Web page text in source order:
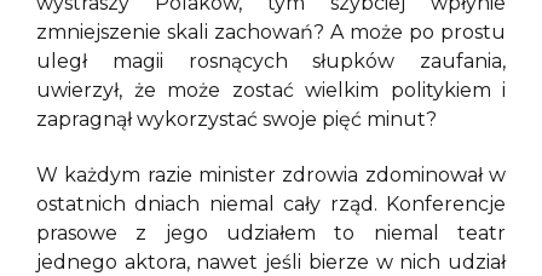
zmniejszenie skali zachowań? A może po prostu
uległ magii rosnących słupków zaufania,
uwierzył, że może zostać wielkim politykiem i
zapragnął wykorzystać swoje pięć minut?
W każdym razie minister zdrowia zdominował w
ostatnich dniach niemal cały rząd. Konferencje
prasowe z jego udziałem to niemal teatr
jednego aktora, nawet jeśli bierze w nich udział